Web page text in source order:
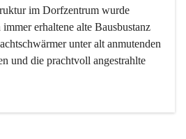
im Dorfzentrum wurde
erhaltene alte Bausbustanz
unter alt anmutenden
und die prachtvoll angestrahlte
nicht mehr, ist aber integrativer